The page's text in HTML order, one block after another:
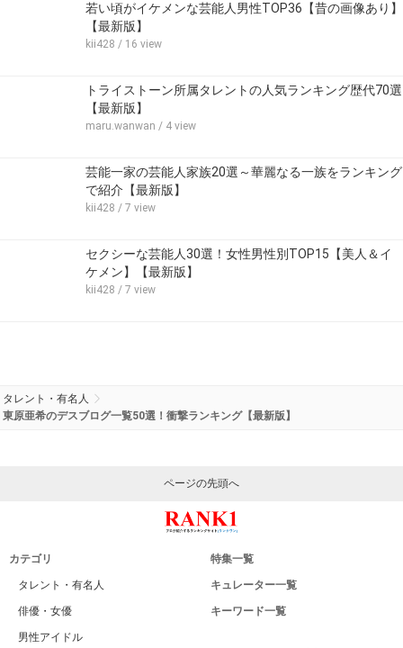
若い頃がイケメンな芸能人男性TOP36【昔の画像あり】
【最新版】
kii428 / 16 view
トライストーン所属タレントの人気ランキング歴代70選
【最新版】
maru.wanwan / 4 view
芸能一家の芸能人家族20選～華麗なる一族をランキング
で紹介【最新版】
kii428 / 7 view
セクシーな芸能人30選！女性男性別TOP15【美人＆イ
ケメン】【最新版】
kii428 / 7 view
タレント・有名人
東原亜希のデスブログ一覧50選！衝撃ランキング【最新版】
ページの先頭へ
カテゴリ
タレント・有名人
俳優・女優
男性アイドル
特集一覧
キュレーター一覧
キーワード一覧